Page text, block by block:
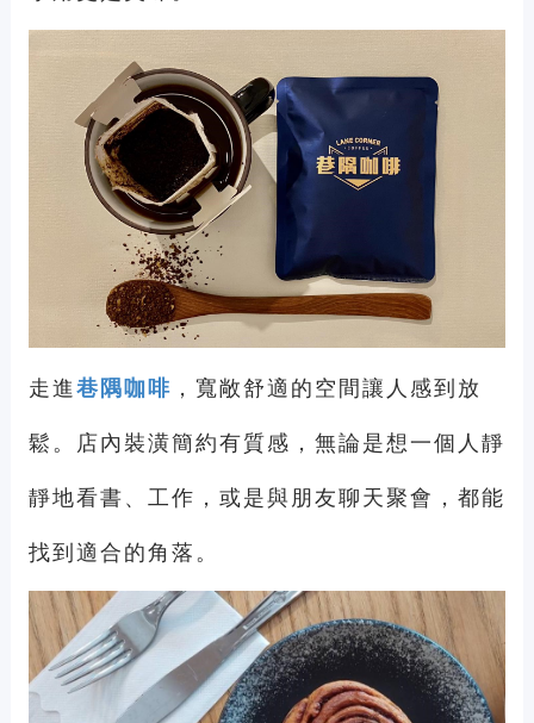
走進巷隅咖啡 ，寬敞舒適的空間讓人感到放
鬆。店內裝潢簡約有質感，無論是想一個人靜
靜地看書、工作，或是與朋友聊天聚會，都能
找到適合的角落。